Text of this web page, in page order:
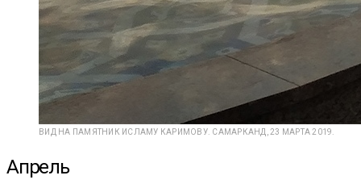
ВИД НА ПАМЯТНИК ИСЛАМУ КАРИМОВУ. САМАРКАНД, 23 МАРТА 2019.
Апрель